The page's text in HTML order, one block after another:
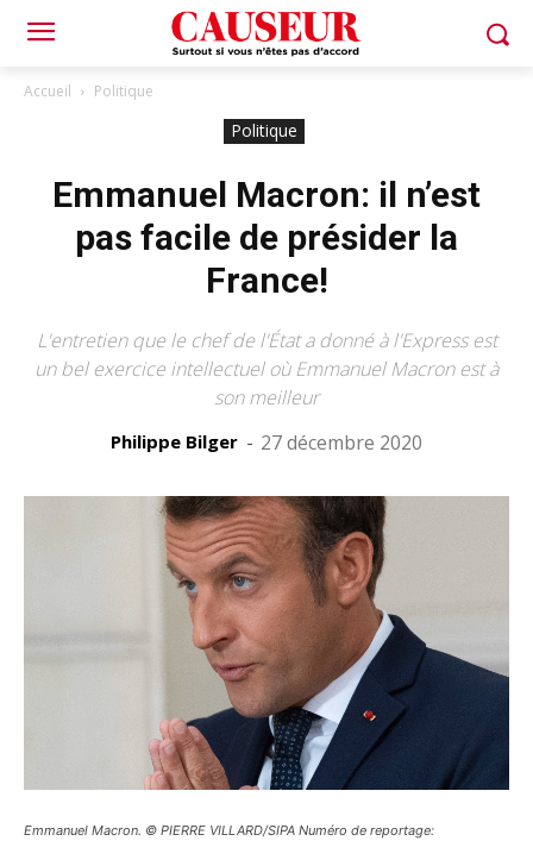
Accueil Politique
Politique
Emmanuel Macron: il n’est
pas facile de présider la
France!
L'entretien que le chef de l'État a donné à l'Express est
un bel exercice intellectuel où Emmanuel Macron est à
son meilleur
Philippe Bilger - 27 décembre 2020
Emmanuel Macron. © PIERRE VILLARD/SIPA Numéro de reportage: